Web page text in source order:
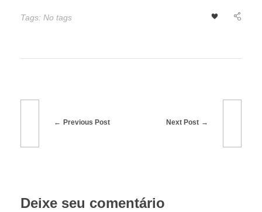
o
d
ã
Tags: No tags
Previous Post Next Post
Deixe seu comentário